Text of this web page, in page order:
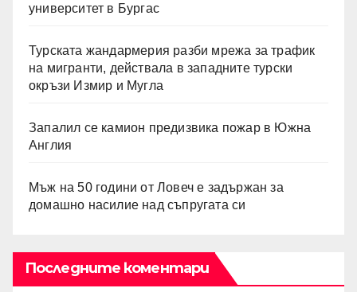
университет в Бургас
Турската жандармерия разби мрежа за трафик
на мигранти, действала в западните турски
окръзи Измир и Мугла
Запалил се камион предизвика пожар в Южна
Англия
Мъж на 50 години от Ловеч е задържан за
домашно насилие над съпругата си
Последните коментари